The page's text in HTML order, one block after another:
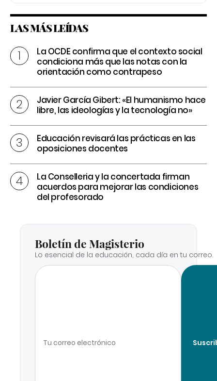
LAS MÁS LEÍDAS
La OCDE confirma que el contexto social
condiciona más que las notas con la
orientación como contrapeso
Javier García Gibert: «El humanismo hace
libre, las ideologías y la tecnología no»
Educación revisará las prácticas en las
oposiciones docentes
La Conselleria y la concertada firman
acuerdos para mejorar las condiciones
del profesorado
Boletín de Magisterio
Lo esencial de la educación, cada día en tu correo.